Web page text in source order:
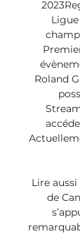
Roland
Lire
de